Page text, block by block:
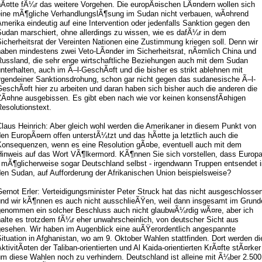
fÃ¼r das weitere Vorgehen. Die europÃ¤ischen LÃ¤ndern wollen sich
mÃ¶gliche VerhandlungslÃ¶sung im Sudan nicht verbauen, wÃ¤hrend
eindeutig auf eine Intervention oder jedenfalls Sanktion gegen den
marschiert, ohne allerdings zu wissen, wie es dafÃ¼r in dem
der Vereinten Nationen eine Zustimmung kriegen soll. Denn wir
mindestens zwei Veto-LÃ¤nder im Sicherheitsrat, nÃ¤mlich China und
die sehr enge wirtschaftliche Beziehungen auch mit dem Sudan
auch im Ã–l-GeschÃ¤ft und die bisher es strikt ablehnen mit
Sanktionsdrohung, schon gar nicht gegen das sudanesische Ã–l-
hier zu arbeiten und daran haben sich bisher auch die anderen die
ausgebissen. Es gibt eben nach wie vor keinen konsensfÃ¤higen
Heinrich: Aber gleich wohl werden die Amerikaner in diesem Punkt von
EuropÃ¤ern offen unterstÃ¼tzt und das hÃ¤tte ja letztlich auch die
wenn es eine Resolution gÃ¤be, eventuell auch mit dem
auf das Wort VÃ¶lkermord. KÃ¶nnen Sie sich vorstellen, dass Europa
sogar Deutschland selbst - irgendwann Truppen entsendet
Sudan, auf Aufforderung der Afrikanischen Union beispielsweise?
Erler: Verteidigungsminister Peter Struck hat das nicht
wir kÃ¶nnen es auch nicht ausschlieÃŸen, weil dann insgesamt im
ein solcher Beschluss auch nicht glaubwÃ¼rdig wÃ¤re, aber ich
es trotzdem fÃ¼r eher unwahrscheinlich, von deutscher Sicht aus
Wir haben im Augenblick eine auÃŸerordentlich angespannte
in Afghanistan, wo am 9. Oktober Wahlen stattfinden. Dort werden
der Taliban-orientierten und Al Kaida-orientierten KrÃ¤fte stÃ¤rker
diese Wahlen noch zu verhindern. Deutschland ist alleine mit Ã¼ber 2.500